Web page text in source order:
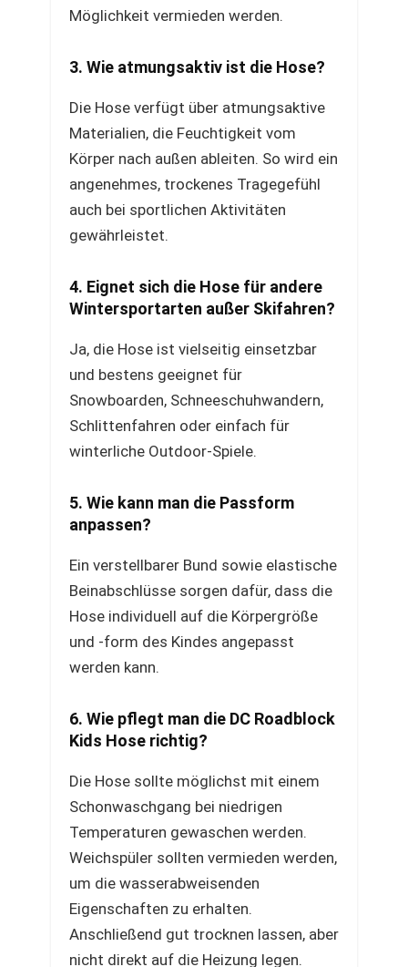
Möglichkeit vermieden werden.
3. Wie atmungsaktiv ist die Hose?
Die Hose verfügt über atmungsaktive
Materialien, die Feuchtigkeit vom
Körper nach außen ableiten. So wird ein
angenehmes, trockenes Tragegefühl
auch bei sportlichen Aktivitäten
gewährleistet.
4. Eignet sich die Hose für andere
Wintersportarten außer Skifahren?
Ja, die Hose ist vielseitig einsetzbar
und bestens geeignet für
Snowboarden, Schneeschuhwandern,
Schlittenfahren oder einfach für
winterliche Outdoor-Spiele.
5. Wie kann man die Passform
anpassen?
Ein verstellbarer Bund sowie elastische
Beinabschlüsse sorgen dafür, dass die
Hose individuell auf die Körpergröße
und -form des Kindes angepasst
werden kann.
6. Wie pflegt man die DC Roadblock
Kids Hose richtig?
Die Hose sollte möglichst mit einem
Schonwaschgang bei niedrigen
Temperaturen gewaschen werden.
Weichspüler sollten vermieden werden,
um die wasserabweisenden
Eigenschaften zu erhalten.
Anschließend gut trocknen lassen, aber
nicht direkt auf die Heizung legen.